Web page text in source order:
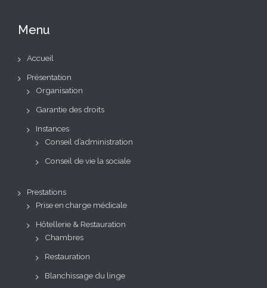
Menu
Accueil
Présentation
Organisation
Garantie des droits
Instances
Conseil d’administration
Conseil de vie la sociale
Prestations
Prise en charge médicale
Hôtellerie & Restauration
Chambres
Restauration
Blanchissage du linge